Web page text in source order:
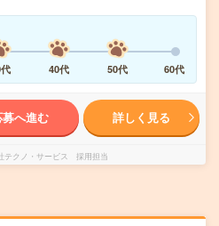
40代 50代 60代
募へ進む 詳しく見る
テクノ・サービス 採用担当